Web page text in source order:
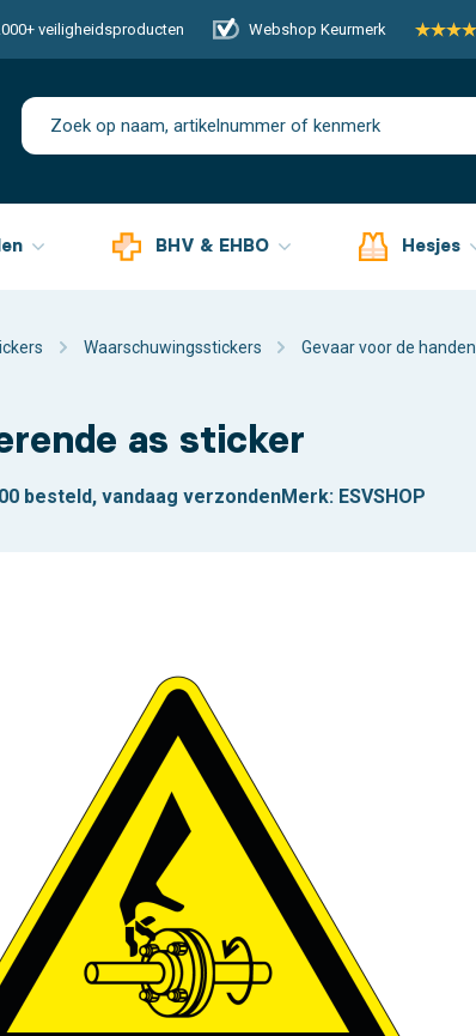
veiligheidsproducten Webshop Keurmerk
BHV & EHBO Hesjes
Waarschuwingsstickers Gevaar voor de handen
as sticker
besteld, vandaag verzondenMerk: ESVSHOP